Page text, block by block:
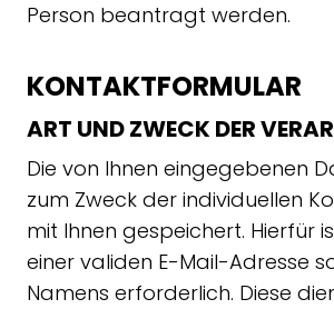
Person beantragt werden.
KONTAKTFORMULAR
ART UND ZWECK DER
Die von Ihnen eingegebenen
zum Zweck der individuellen
mit Ihnen gespeichert. Hierfür
einer validen E-Mail-Adresse
Namens erforderlich. Diese